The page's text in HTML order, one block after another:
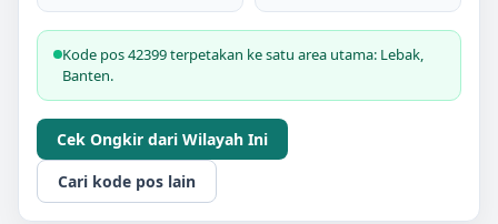
Kode pos 42399 terpetakan ke satu area utama: Lebak,
Banten.
Cek Ongkir dari Wilayah Ini
Cari kode pos lain